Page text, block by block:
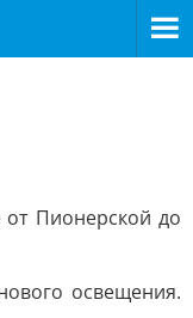
Пионерской до
освещения.